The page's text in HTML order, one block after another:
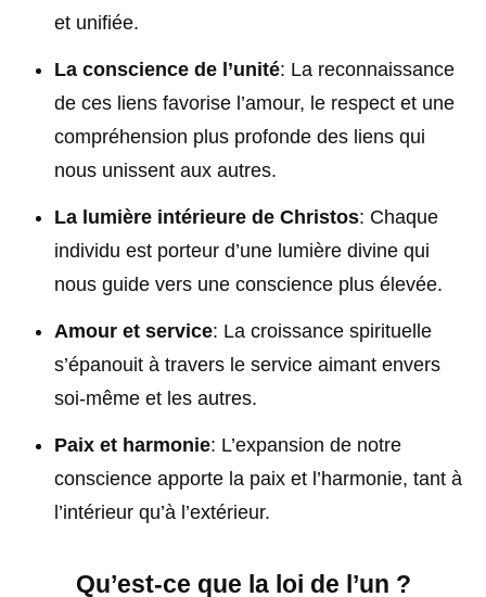
et unifiée.
La conscience de l’unité: La reconnaissance
de ces liens favorise l’amour, le respect et une
compréhension plus profonde des liens qui
nous unissent aux autres.
La lumière intérieure de Christos: Chaque
individu est porteur d’une lumière divine qui
nous guide vers une conscience plus élevée.
Amour et service: La croissance spirituelle
s’épanouit à travers le service aimant envers
soi-même et les autres.
Paix et harmonie: L’expansion de notre
conscience apporte la paix et l’harmonie, tant à
l’intérieur qu’à l’extérieur.
Qu’est-ce que la loi de l’un ?